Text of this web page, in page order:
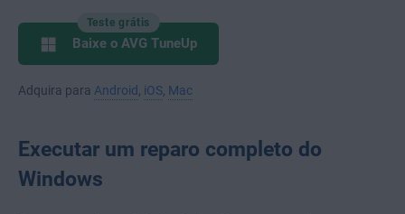
Teste grátis
Baixe o AVG TuneUp
Adquira para Android iOS Mac
Executar um reparo completo do
Windows